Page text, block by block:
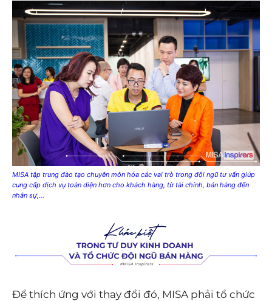
MISA tập trung đào tạo chuyên môn hóa các vai trò trong đội ngũ tư vấn giúp
cung cấp dịch vụ toàn diện hơn cho khách hàng, từ tài chính, bán hàng đến
nhân sự,…
Để thích ứng với thay đổi đó, MISA phải tổ chức